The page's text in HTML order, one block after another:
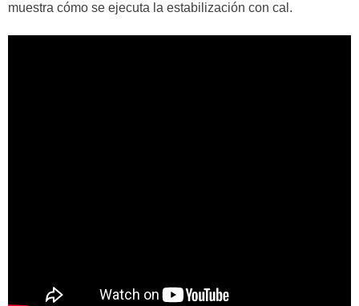
muestra cómo se ejecuta la estabilización con cal.